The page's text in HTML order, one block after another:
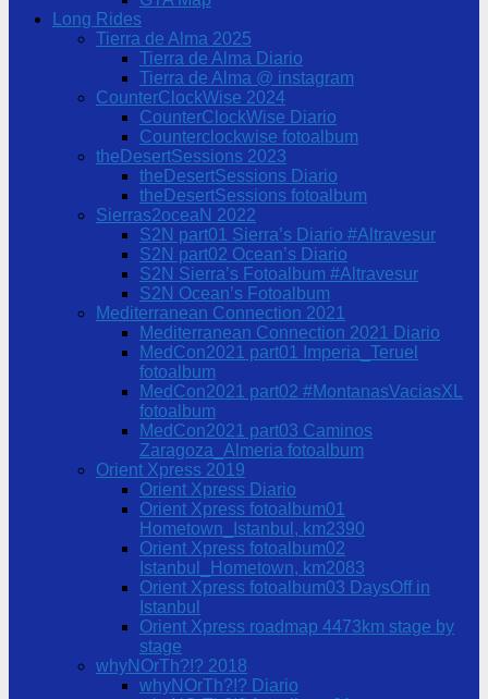
Long Rides
Tierra de Alma 2025
Tierra de Alma Diario
Tierra de Alma @ instagram
CounterClockWise 2024
CounterClockWise Diario
Counterclockwise fotoalbum
theDesertSessions 2023
theDesertSessions Diario
theDesertSessions fotoalbum
Sierras2oceaN 2022
S2N part01 Sierra’s Diario #Altravesur
S2N part02 Ocean’s Diario
S2N Sierra’s Fotoalbum #Altravesur
S2N Ocean’s Fotoalbum
Mediterranean Connection 2021
Mediterranean Connection 2021 Diario
MedCon2021 part01 Imperia_Teruel
fotoalbum
MedCon2021 part02 #MontanasVaciasXL
fotoalbum
MedCon2021 part03 Caminos
Zaragoza_Almeria fotoalbum
Orient Xpress 2019
Orient Xpress Diario
Orient Xpress fotoalbum01
Hometown_Istanbul, km2390
Orient Xpress fotoalbum02
Istanbul_Hometown, km2083
Orient Xpress fotoalbum03 DaysOff in
Istanbul
Orient Xpress roadmap 4473km stage by
stage
whyNOrTh?!? 2018
whyNOrTh?!? Diario